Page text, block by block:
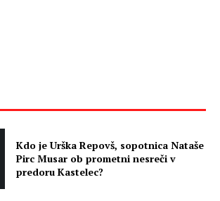
Kdo je Urška Repovš, sopotnica Nataše
Pirc Musar ob prometni nesreči v
predoru Kastelec?